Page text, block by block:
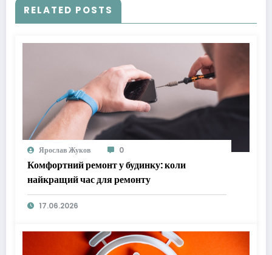
RELATED POSTS
Ярослав Жуков 0
Комфортний ремонт у будинку: коли
найкращий час для ремонту
17.06.2026